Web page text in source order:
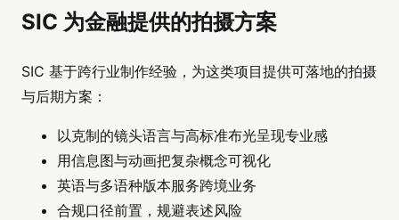
SIC 为金融提供的拍摄方案
SIC 基于跨行业制作经验，为这类项目提供可落地的拍摄
与后期方案：
以克制的镜头语言与高标准布光呈现专业感
用信息图与动画把复杂概念可视化
英语与多语种版本服务跨境业务
合规口径前置，规避表述风险